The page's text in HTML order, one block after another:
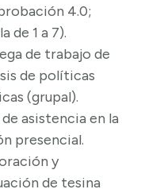
4.0;
de 1 a 7).
de trabajo de
de políticas
(grupal).
asistencia en la
presencial.
y
de tesina